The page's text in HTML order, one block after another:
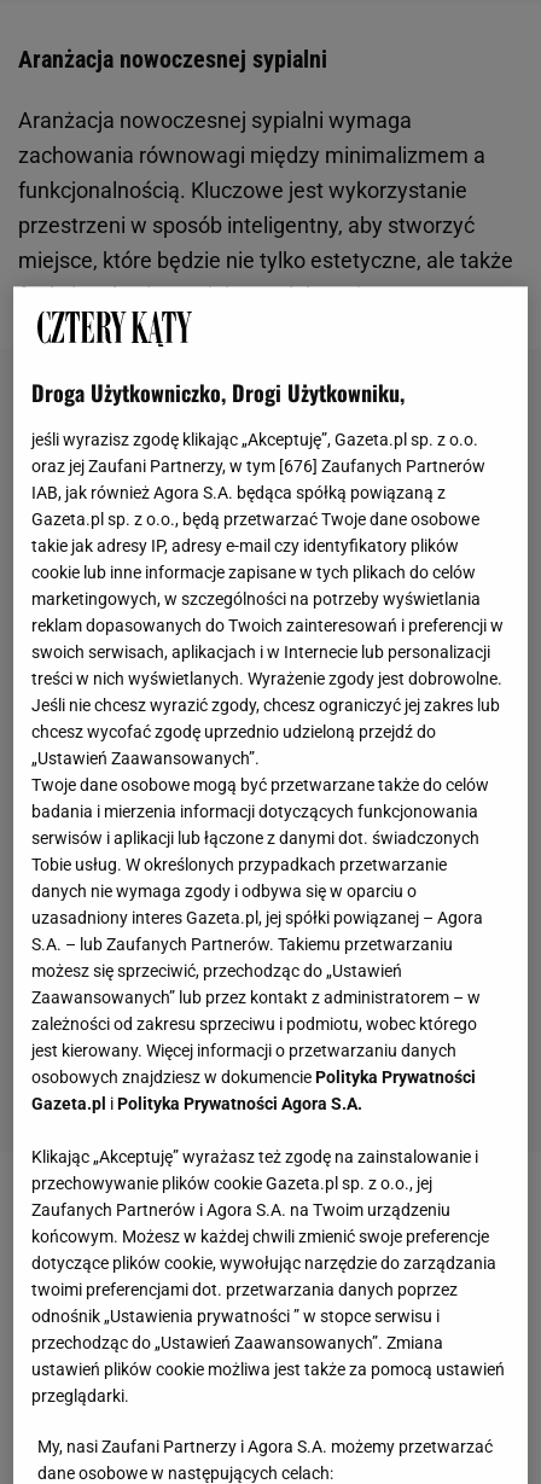
Aranżacja nowoczesnej sypialni
Aranżacja nowoczesnej sypialni wymaga
zachowania równowagi między minimalizmem a
funkcjonalnością. Kluczowe jest wykorzystanie
przestrzeni w sposób inteligentny, aby stworzyć
miejsce, które będzie nie tylko estetyczne, ale także
funkcjonalne i sprzyjające relaksowi.
Zadbaj o to, by podzielić sypialnie na czytelne strefy
funkcjonalne: do spania, do relaksu, do
przechowywania rzeczy. Zastanów się, czy w twoim
pomieszczeniu nie da się wydzielić za pomocą
ścianki działowej odrębnej garderoby. Jeśli jest to
możliwe, możesz oddzielić tę przestrzeń za pomocą
sposób bardzo modny i estetyczny efekt.
Droga Użytkowniczko, Drogi Użytkowniku,
jeśli wyrazisz zgodę klikając „Akceptuję”, Gazeta.pl sp. z o.o.
oraz jej Zaufani Partnerzy, w tym [676] Zaufanych Partnerów
IAB, jak również Agora S.A. będąca spółką powiązaną z
Gazeta.pl sp. z o.o., będą przetwarzać Twoje dane osobowe
takie jak adresy IP, adresy e-mail czy identyfikatory plików
cookie lub inne informacje zapisane w tych plikach do celów
marketingowych, w szczególności na potrzeby wyświetlania
reklam dopasowanych do Twoich zainteresowań i preferencji w
swoich serwisach, aplikacjach i w Internecie lub personalizacji
treści w nich wyświetlanych. Wyrażenie zgody jest dobrowolne.
Jeśli nie chcesz wyrazić zgody, chcesz ograniczyć jej zakres lub
chcesz wycofać zgodę uprzednio udzieloną przejdź do
„Ustawień Zaawansowanych”.
Twoje dane osobowe mogą być przetwarzane także do celów
badania i mierzenia informacji dotyczących funkcjonowania
serwisów i aplikacji lub łączone z danymi dot. świadczonych
Tobie usług. W określonych przypadkach przetwarzanie
danych nie wymaga zgody i odbywa się w oparciu o
uzasadniony interes Gazeta.pl, jej spółki powiązanej – Agora
S.A. – lub Zaufanych Partnerów. Takiemu przetwarzaniu
możesz się sprzeciwić, przechodząc do „Ustawień
Zaawansowanych” lub przez kontakt z administratorem – w
zależności od zakresu sprzeciwu i podmiotu, wobec którego
jest kierowany. Więcej informacji o przetwarzaniu danych
osobowych znajdziesz w dokumenciePolityka Prywatności
Gazeta.pl iPolityka Prywatności Agora S.A.
Klikając „Akceptuję” wyrażasz też zgodę na zainstalowanie i
przechowywanie plików cookie Gazeta.pl sp. z o.o., jej
Zaufanych Partnerów i Agora S.A. na Twoim urządzeniu
końcowym. Możesz w każdej chwili zmienić swoje preferencje
dotyczące plików cookie, wywołując narzędzie do zarządzania
twoimi preferencjami dot. przetwarzania danych poprzez
odnośnik „Ustawienia prywatności ” w stopce serwisu i
przechodząc do „Ustawień Zaawansowanych”. Zmiana
ustawień plików cookie możliwa jest także za pomocą ustawień
przeglądarki.
My, nasi Zaufani Partnerzy i Agora S.A. możemy przetwarzać
dane osobowe w następujących celach: